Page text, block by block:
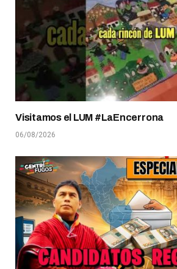
Visitamos el LUM #LaEncerrona
06/08/2026